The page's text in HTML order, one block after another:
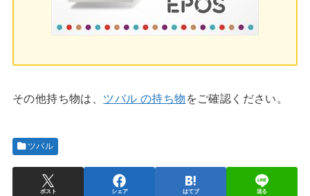
その他持ち物は、 ツバル の持ち物 をご確認ください。
ツバル
ポスト シェア はてブ 送る